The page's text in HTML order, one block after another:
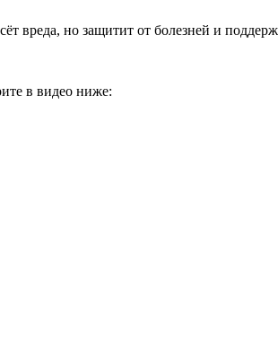
вреда, но защитит от болезней и
в видео ниже: